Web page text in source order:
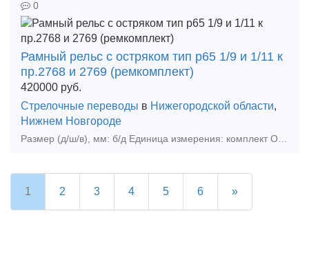
0
Рамный рельс с остряком тип р65 1/9 и 1/11 к
пр.2768 и 2769 (ремкомплект)
420000 руб.
Стрелочные переводы в Нижегородской области,
Нижнем Новгороде
1 2 3 4 5 6 »